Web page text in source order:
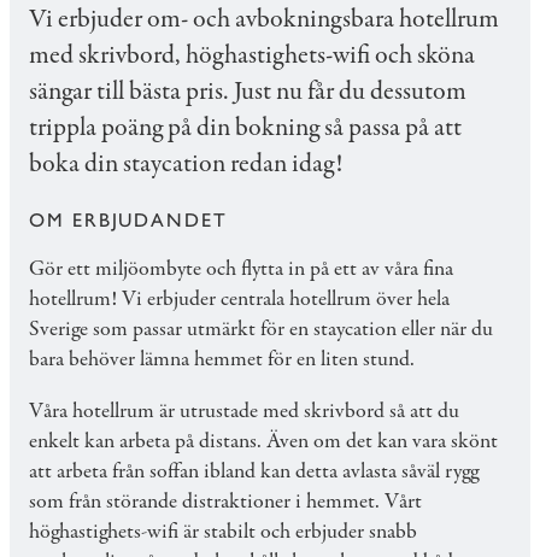
Vi erbjuder om- och avbokningsbara hotellrum
med skrivbord, höghastighets-wifi och sköna
sängar till bästa pris. Just nu får du dessutom
trippla poäng på din bokning så passa på att
boka din staycation redan idag!
OM ERBJUDANDET
Gör ett miljöombyte och flytta in på ett av våra fina
hotellrum! Vi erbjuder centrala hotellrum över hela
Sverige som passar utmärkt för en staycation eller när du
bara behöver lämna hemmet för en liten stund.
Våra hotellrum är utrustade med skrivbord så att du
enkelt kan arbeta på distans. Även om det kan vara skönt
att arbeta från soffan ibland kan detta avlasta såväl rygg
som från störande distraktioner i hemmet. Vårt
höghastighets-wifi är stabilt och erbjuder snabb